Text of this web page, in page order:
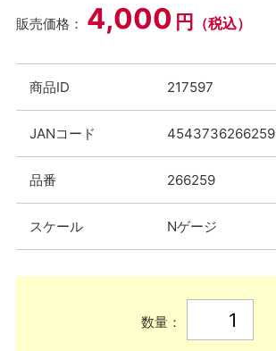
販売価格： 4,000 円 （税込）
商品ID 217597
JANコード 4543736266259
品番 266259
スケール Nゲージ
数量：